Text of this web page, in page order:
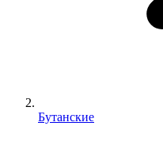
Бутанские